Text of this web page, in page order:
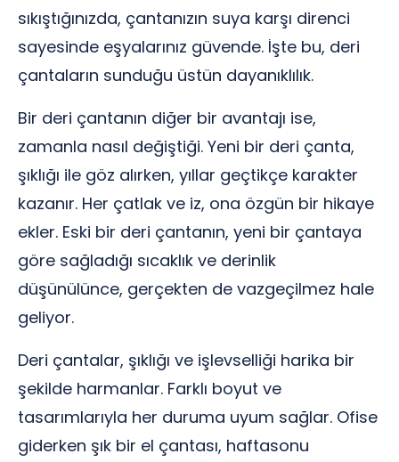
sıkıştığınızda, çantanızın suya karşı direnci
sayesinde eşyalarınız güvende. İşte bu, deri
çantaların sunduğu üstün dayanıklılık.
Bir deri çantanın diğer bir avantajı ise,
zamanla nasıl değiştiği. Yeni bir deri çanta,
şıklığı ile göz alırken, yıllar geçtikçe karakter
kazanır. Her çatlak ve iz, ona özgün bir hikaye
ekler. Eski bir deri çantanın, yeni bir çantaya
göre sağladığı sıcaklık ve derinlik
düşünülünce, gerçekten de vazgeçilmez hale
geliyor.
Deri çantalar, şıklığı ve işlevselliği harika bir
şekilde harmanlar. Farklı boyut ve
tasarımlarıyla her duruma uyum sağlar. Ofise
giderken şık bir el çantası, haftasonu